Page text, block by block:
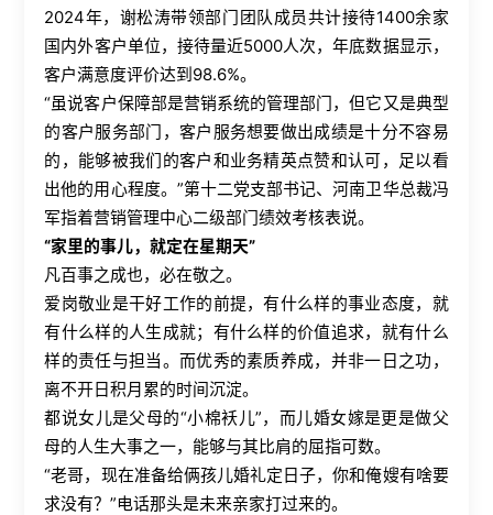
2024年，谢松涛带领部门团队成员共计接待1400余家
国内外客户单位，接待量近5000人次，年底数据显示，
客户满意度评价达到 98.6%。
“虽说客户保障部是营销系统的管理部门，但它又是典型
的客户服务部门，客户服务想要做出成绩是十分不容易
的，能够被我们的客户和业务精英点赞和认可，足以看
出他的用心程度。”第十二党支部书记、河南卫华总裁冯
军指着营销管理中心二级部门绩效考核表说。
“家里的事儿，就定在星期天”
凡百事之成也，必在敬之。
爱岗敬业是干好工作的前提，有什么样的事业态度，就
有什么样的人生成就；有什么样的价值追求，就有什么
样的责任与担当。而优秀的素质养成，并非一日之功，
离不开日积月累的时间沉淀。
都说女儿是父母的“小棉袄儿”，而儿婚女嫁是更是做父
母的人生大事之一，能够与其比肩的屈指可数。
“老哥，现在准备给俩孩儿婚礼定日子，你和俺嫂有啥要
求没有？”电话那头是未来亲家打过来的。